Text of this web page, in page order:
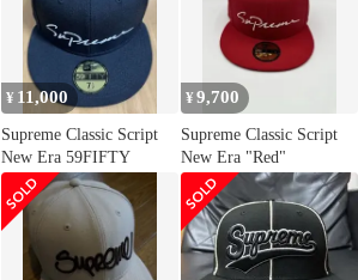
プ ネイビー
58.7 赤 レッド
¥ 11,000
Supreme Classic Script
New Era 59FIFTY
¥9,700
Supreme Classic Script
New Era "Red"